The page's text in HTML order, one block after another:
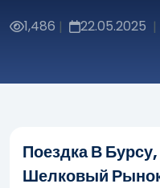
1,486 | 22.05.2025 |
Поездка В
Шелковый